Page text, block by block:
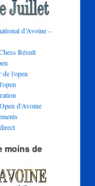
d’Avoine –
Résult
de l'open
d'Avoine
moins de